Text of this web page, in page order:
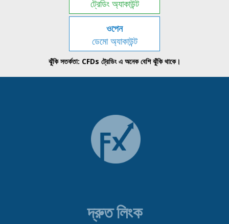
ট্রেডিং অ্যাকাউন্ট
ওপেন
ডেমো অ্যাকাউন্ট
ঝুঁকি সতর্কতা: CFDs ট্রেডিং এ অনেক বেশি ঝুঁকি থাকে।
দ্রুত লিংক